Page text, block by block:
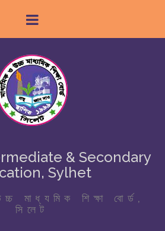
& Secondary
Sylhet
মাধ্যমিক শিক্ষা বোর্ড,
সিলেট